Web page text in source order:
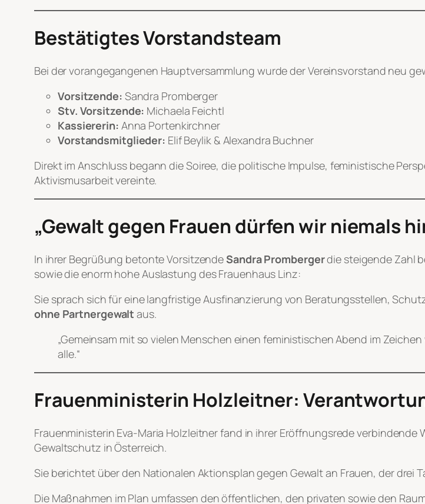
Bestätigtes Vorstandsteam
Bei der vorangegangenen Hauptversammlung wurde der Vereinsvorstand neu
Vorsitzende: Sandra Promberger
Stv. Vorsitzende: Michaela Feichtl
Kassiererin: Anna Portenkirchner
Vorstandsmitglieder: Elif Beylik & Alexandra Buchner
Direkt im Anschluss begann die Soiree, die politische Impulse, feministische
Aktivismusarbeit vereinte.
„Gewalt gegen Frauen dürfen wir niemals
In ihrer Begrüßung betonte VorsitzendeSandra Prombergerdie steigende Zahl
sowie die enorm hohe Auslastung des Frauenhaus Linz:
Sie sprach sich für eine langfristige Ausfinanzierung von Beratungsstellen,
ohne Partnergewalt aus.
„Gemeinsam mit so vielen Menschen einen feministischen Abend im
alle.“
Frauenministerin Holzleitner:
Frauenministerin Eva-Maria Holzleitner fand in ihrer Eröffnungsrede
Gewaltschutz in Österreich.
Sie berichtet über den Nationalen Aktionsplan gegen Gewalt an Frauen, der drei
Die Maßnahmen im Plan umfassen den öffentlichen, den privaten sowie den